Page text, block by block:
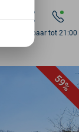
Bereikbaar tot 21:00
59%